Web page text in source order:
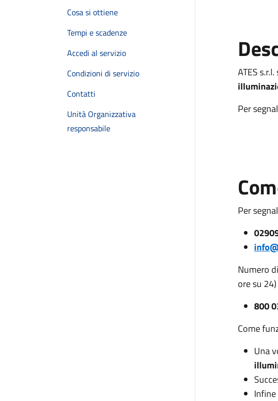
Cosa si ottiene
Tempi e scadenze
Accedi al servizio
Condizioni di servizio
Contatti
Unità Organizzativa
responsabile
ATES
Per
Per
Numero
ore su 24)
800
Come
Una